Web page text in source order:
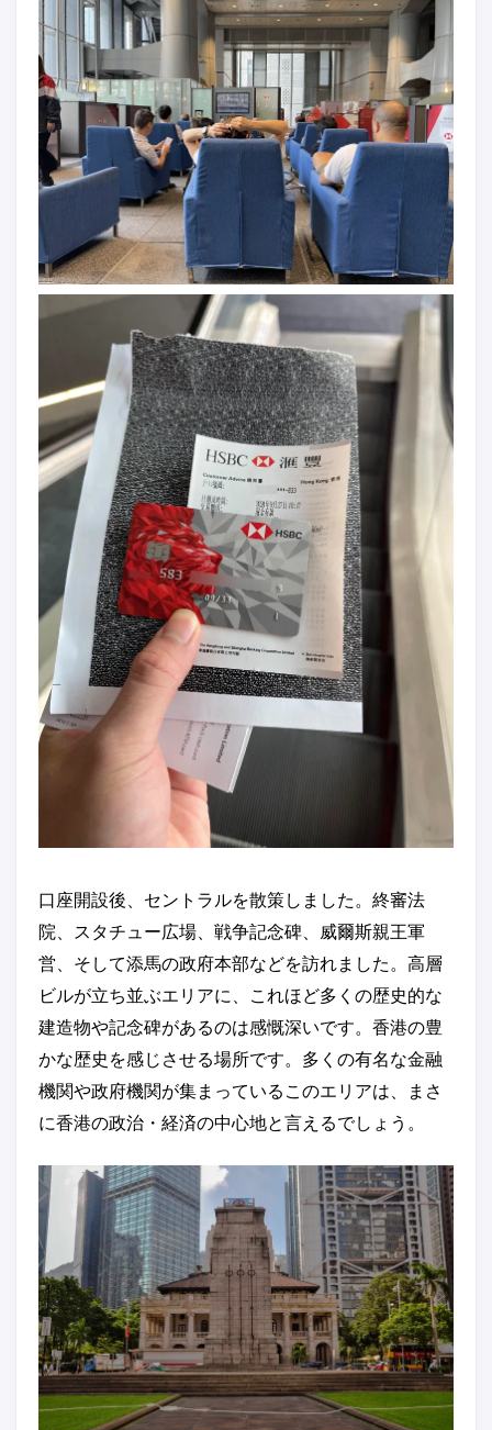
口座開設後、セントラルを散策しました。終審法
院、スタチュー広場、戦争記念碑、威爾斯親王軍
営、そして添馬の政府本部などを訪れました。高層
ビルが立ち並ぶエリアに、これほど多くの歴史的な
建造物や記念碑があるのは感慨深いです。香港の豊
かな歴史を感じさせる場所です。多くの有名な金融
機関や政府機関が集まっているこのエリアは、まさ
に香港の政治・経済の中心地と言えるでしょう。